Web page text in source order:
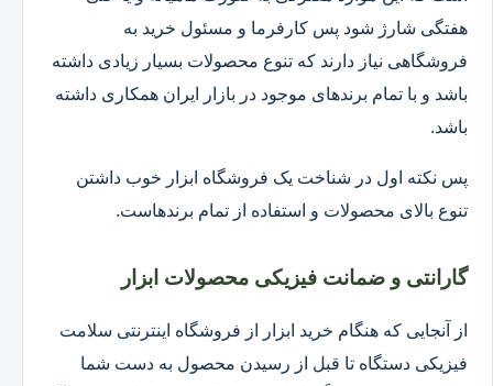
هفتگی شارژ شود پس کارفرما و مسئول خرید به
فروشگاهی نیاز دارند که تنوع محصولات بسیار زیادی داشته
باشد و با تمام برندهای موجود در بازار ایران همکاری داشته
باشد.
پس نکته اول در شناخت یک فروشگاه ابزار خوب داشتن
تنوع بالای محصولات و استفاده از تمام برندهاست.
گارانتی و ضمانت فیزیکی محصولات ابزار
از آنجایی که هنگام خرید ابزار از فروشگاه اینترنتی سلامت
فیزیکی دستگاه تا قبل از رسیدن محصول به دست شما